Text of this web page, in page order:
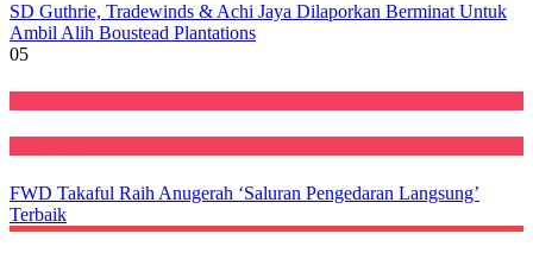
SD Guthrie, Tradewinds & Achi Jaya Dilaporkan Berminat Untuk
Ambil Alih Boustead Plantations
05
FWD Takaful Raih Anugerah ‘Saluran Pengedaran Langsung’
Terbaik